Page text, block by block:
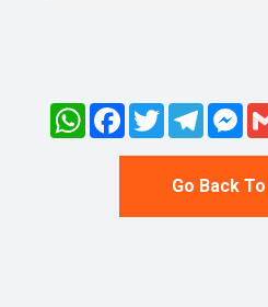
WhatsAppFacebook
Twitter
Go Back